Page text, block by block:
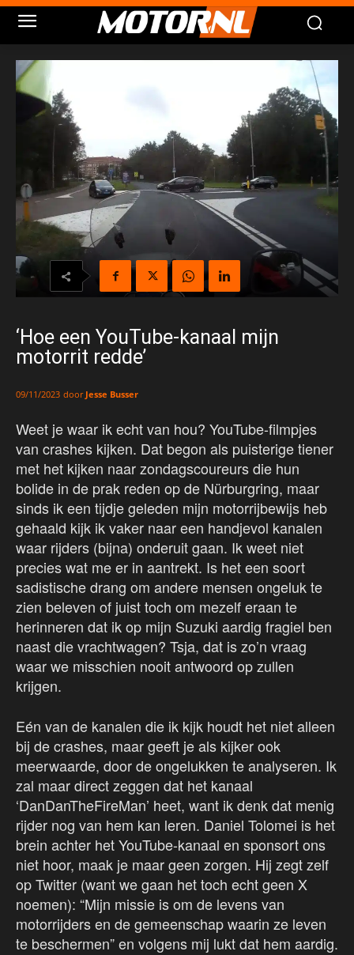
‘Hoe een YouTube-kanaal mijn
motorrit redde’
09/11/2023 door Jesse Busser
Weet je waar ik echt van hou? YouTube-filmpjes
van crashes kijken. Dat begon als puisterige tiener
met het kijken naar zondagscoureurs die hun
bolide in de prak reden op de Nürburgring, maar
sinds ik een tijdje geleden mijn motorrijbewijs heb
gehaald kijk ik vaker naar een handjevol kanalen
waar rijders (bijna) onderuit gaan. Ik weet niet
precies wat me er in aantrekt. Is het een soort
sadistische drang om andere mensen ongeluk te
zien beleven of juist toch om mezelf eraan te
herinneren dat ik op mijn Suzuki aardig fragiel ben
naast die vrachtwagen? Tsja, dat is zo’n vraag
waar we misschien nooit antwoord op zullen
krijgen.
Eén van de kanalen die ik kijk houdt het niet alleen
bij de crashes, maar geeft je als kijker ook
meerwaarde, door de ongelukken te analyseren. Ik
zal maar direct zeggen dat het kanaal
‘DanDanTheFireMan’ heet, want ik denk dat menig
rijder nog van hem kan leren. Daniel Tolomei is het
brein achter het YouTube-kanaal en sponsort ons
niet hoor, maak je maar geen zorgen. Hij zegt zelf
op Twitter (want we gaan het toch echt geen X
noemen): “Mijn missie is om de levens van
motorrijders en de gemeenschap waarin ze leven
te beschermen” en volgens mij lukt dat hem aardig.